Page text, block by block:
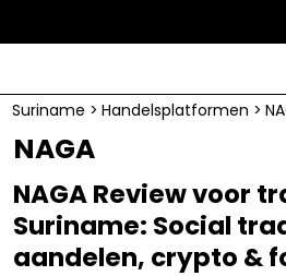
Suriname > Handelsplatformen >
NAGA
NAGA Review voor
Suriname: Social
aandelen, crypto &